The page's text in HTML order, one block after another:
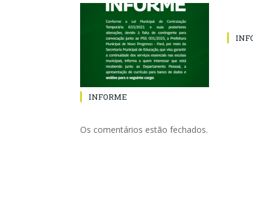
INFORME
Os comentários estão fechados.